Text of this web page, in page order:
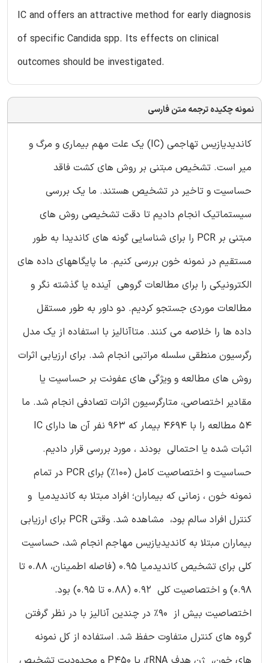
IC and offers an attractive method for early diagnosis
of specific Candida spp. Its effects on clinical
outcomes should be investigated.
نمونه چکیده ترجمه متن فارسی
کاندیدیازیس تهاجمی (IC) یک علت مهم بیماری و مرگ و
میر است. تشخیص مبتنی بر روش های کشت فاقد
حساسیت و تاخیر در تشخیص هستند. ما یک بررسی
سیستماتیک انجام دادیم تا دقت تشخیصی روش های
مبتنی بر PCR را برای شناسایی گونه های کاندیدا به طور
مستقیم در نمونه خون بررسی کنیم. ما پایگاههای داده های
الکترونیکی را برای مطالعات گروهی آینده یا گذشته نگر و
مطالعات موردی جستجو کردیم. دو داور به طور مستقل
داده ها را خلاصه می کنند. متاآنالیز با استفاده از یک مدل
رگرسیون منطقی سلسله مراتبی انجام شد. برای ارزیابی اثرات
روش های مطالعه و ویژگی های عفونت بر حساسیت یا
مقادیر اختصاصی، متارگرسیون اثرات تصادفی انجام شد. ما
اثبات شده یا احتمالی بودند ، مورد بررسی قرار دادیم.
حساسیت و اختصاصیت کامل (100٪) برای PCR در تمام
نمونه خون ، زمانی که بیماران؛ افراد مبتلا به کاندیدمیا و
کنترل افراد سالم بود، مشاهده شد. وقتی PCR برای ارزیابی
بیماران مبتلا به کاندیدیازیس مهاجم انجام شد، حساسیت
کلی برای تشخیص کاندیدمیا 0.95 (فاصله اطمینان، 0.88 تا
0.98) و اختصاصیت کلی 0.92 (0.88 تا 0.95) بود.
اختصاصیت بیش از 90٪ در چندین آنالیز با در نظر گرفتن
گروه های کنترل متفاوت حفظ شد. استفاده از کل نمونه